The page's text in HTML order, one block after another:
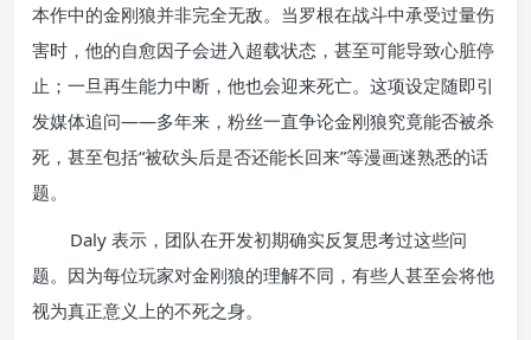
本作中的金刚狼并非完全无敌。当罗根在战斗中承受过量伤
害时，他的自愈因子会进入超载状态，甚至可能导致心脏停
止；一旦再生能力中断，他也会迎来死亡。这项设定随即引
发媒体追问——多年来，粉丝一直争论金刚狼究竟能否被杀
死，甚至包括“被砍头后是否还能长回来”等漫画迷熟悉的话
题。
Daly 表示，团队在开发初期确实反复思考过这些问
题。因为每位玩家对金刚狼的理解不同，有些人甚至会将他
视为真正意义上的不死之身。